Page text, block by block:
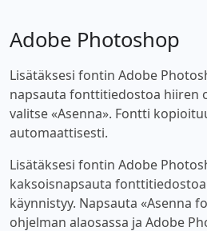
Adobe Photoshop
Lisätäksesi fontin Adobe
napsauta fonttitiedostoa hiiren
valitse «Asenna». Fontti
automaattisesti.
Lisätäksesi fontin Adobe
kaksoisnapsauta
käynnistyy. Napsauta «Asenna
ohjelman alaosassa ja Adobe